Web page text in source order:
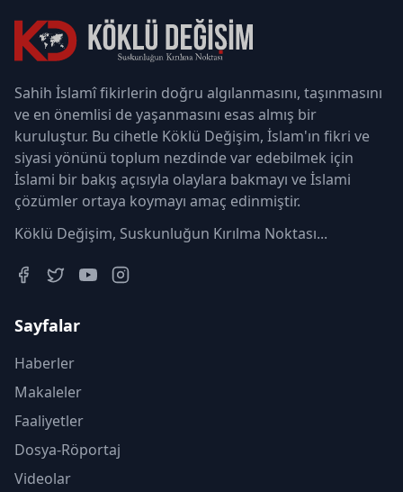
Sahih İslamî fikirlerin doğru algılanmasını, taşınmasını
ve en önemlisi de yaşanmasını esas almış bir
kuruluştur. Bu cihetle Köklü Değişim, İslam'ın fikri ve
siyasi yönünü toplum nezdinde var edebilmek için
İslami bir bakış açısıyla olaylara bakmayı ve İslami
çözümler ortaya koymayı amaç edinmiştir.
Köklü Değişim, Suskunluğun Kırılma Noktası...
Sayfalar
Haberler
Makaleler
Faaliyetler
Dosya-Röportaj
Videolar